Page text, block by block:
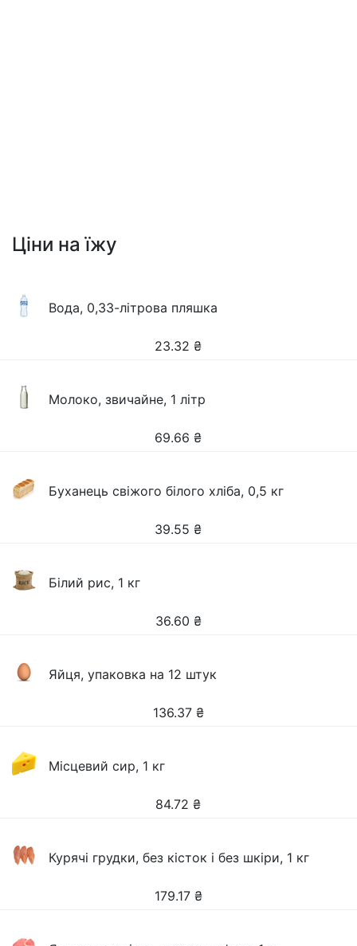
Ціни на їжу
Вода, 0,33-літрова пляшка
23.32 ₴
Молоко, звичайне, 1 літр
69.66 ₴
Буханець свіжого білого хліба, 0,5 кг
39.55 ₴
Білий рис, 1 кг
36.60 ₴
Яйця, упаковка на 12 штук
136.37 ₴
Місцевий сир, 1 кг
84.72 ₴
Курячі грудки, без кісток і без шкіри, 1 кг
179.17 ₴